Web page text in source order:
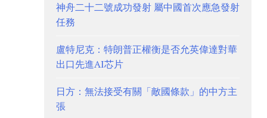
神舟二十二號成功發射 屬中國首次應急發射
任務
盧特尼克：特朗普正權衡是否允英偉達對華
出口先進AI芯片
日方：無法接受有關「敵國條款」的中方主
張